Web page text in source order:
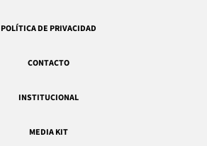
POLÍTICA DE PRIVACIDAD
CONTACTO
INSTITUCIONAL
MEDIA KIT